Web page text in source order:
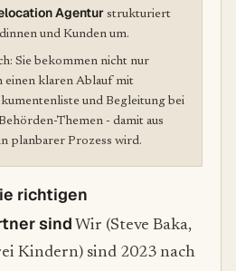
Agentur strukturiert
und Kunden um.
Sie bekommen nicht nur
einen klaren Ablauf mit
und Begleitung bei
Themen - damit aus
planbarer Prozess wird.
richtigen
sind Wir (Steve Baka,
Kindern) sind 2023 nach